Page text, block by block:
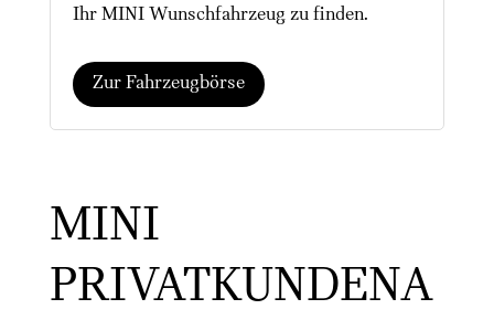
Ihr MINI Wunschfahrzeug zu finden.
Zur Fahrzeugbörse
MINI
PRIVATKUNDENA